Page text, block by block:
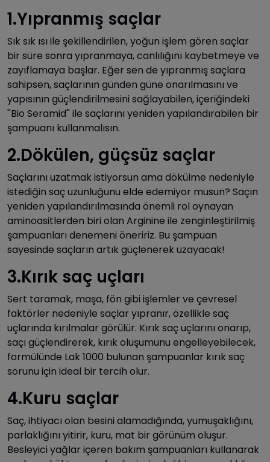
1.Yıpranmış saçlar
Sık sık ısı ile şekillendirilen, yoğun işlem gören saçlar
bir süre sonra yıpranmaya, canlılığını kaybetmeye ve
zayıflamaya başlar. Eğer sen de yıpranmış saçlara
sahipsen, saçlarının günden güne onarılmasını ve
yapısının güçlendirilmesini sağlayabilen, içeriğindeki
''Bio Seramid'' ile saçlarını yeniden yapılandırabilen bir
şampuanı kullanmalısın.
2.Dökülen, güçsüz saçlar
Saçlarını uzatmak istiyorsun ama dökülme nedeniyle
istediğin saç uzunluğunu elde edemiyor musun? Saçın
yeniden yapılandırılmasında önemli rol oynayan
aminoasitlerden biri olan Arginine ile zenginleştirilmiş
şampuanları denemeni öneririz. Bu şampuan
sayesinde saçların artık güçlenerek uzayacak!
3.Kırık saç uçları
Sert taramak, maşa, fön gibi işlemler ve çevresel
faktörler nedeniyle saçlar yıpranır, özellikle saç
uçlarında kırılmalar görülür. Kırık saç uçlarını onarıp,
saçı güçlendirerek, kırık oluşumunu engelleyebilecek,
formülünde Lak 1000 bulunan şampuanlar kırık saç
sorunu için ideal bir tercih olur.
4.Kuru saçlar
Saç, ihtiyacı olan besini alamadığında, yumuşaklığını,
parlaklığını yitirir, kuru, mat bir görünüm oluşur.
Besleyici yağlar içeren bakım şampuanları kullanarak